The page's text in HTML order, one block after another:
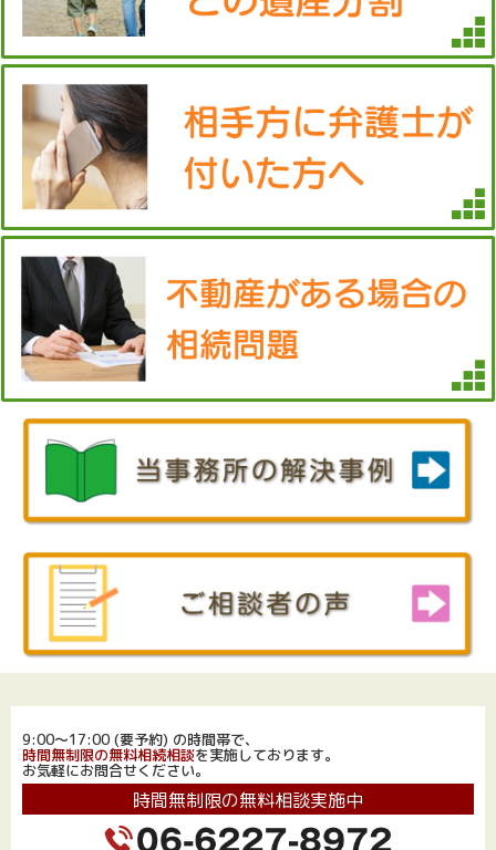
9:00～17:00 (要予約) の時間帯で、
時間無制限の無料相続相談を実施しております。
お気軽にお問合せください。
時間無制限の無料相談実施中